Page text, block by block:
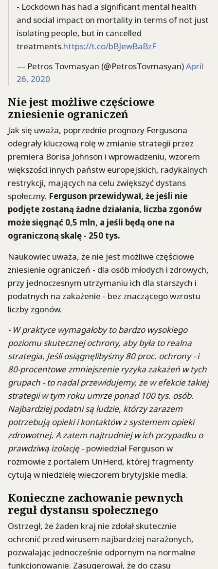
- Lockdown has had a significant mental health
and social impact on mortality in terms of not just
isolating people, but in cancelled
treatments.https://t.co/bBJewBaBzF
— Petros Tovmasyan (@PetrosTovmasyan)April
26, 2020
Nie jest możliwe częściowe
zniesienie ograniczeń
Jak się uważa, poprzednie prognozy Fergusona
odegrały kluczową rolę w zmianie strategii przez
premiera Borisa Johnson i wprowadzeniu, wzorem
większości innych państw europejskich, radykalnych
restrykcji, mających na celu zwiększyć dystans
społeczny. Ferguson przewidywał, że jeśli nie
podjęte zostaną żadne działania, liczba zgonów
może sięgnąć 0,5 mln, a jeśli będą one na
ograniczoną skalę - 250 tys.
Naukowiec uważa, że nie jest możliwe częściowe
zniesienie ograniczeń - dla osób młodych i zdrowych,
przy jednoczesnym utrzymaniu ich dla starszych i
podatnych na zakażenie - bez znaczącego wzrostu
liczby zgonów.
- W praktyce wymagałoby to bardzo wysokiego
poziomu skutecznej ochrony, aby była to realna
strategia. Jeśli osiągnęlibyśmy 80 proc. ochrony - i
80-procentowe zmniejszenie ryzyka zakażeń w tych
grupach - to nadal przewidujemy, że w efekcie takiej
strategii w tym roku umrze ponad 100 tys. osób.
Najbardziej podatni są ludzie, którzy zarazem
potrzebują opieki i kontaktów z systemem opieki
zdrowotnej. A zatem najtrudniej w ich przypadku o
prawdziwą izolację- powiedział Ferguson w
rozmowie z portalem UnHerd, której fragmenty
cytują w niedzielę wieczorem brytyjskie media.
Konieczne zachowanie pewnych
reguł dystansu społecznego
Ostrzegł, że żaden kraj nie zdołał skutecznie
ochronić przed wirusem najbardziej narażonych,
pozwalając jednocześnie odpornym na normalne
funkcjonowanie. Zasugerował, że do czasu